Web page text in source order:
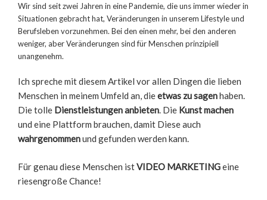
Wir sind seit zwei Jahren in eine Pandemie, die uns immer wieder in
Situationen gebracht hat, Veränderungen in unserem Lifestyle und
Berufsleben vorzunehmen. Bei den einen mehr, bei den anderen
weniger, aber Veränderungen sind für Menschen prinzipiell
unangenehm.
Ich spreche mit diesem Artikel vor allen Dingen die lieben
Menschen in meinem Umfeld an, dieetwas zu sagenhaben.
Die tolle Dienstleistungen anbieten. Die Kunst machen
und eine Plattform brauchen, damit Diese auch
wahrgenommenund gefunden werden kann.
Für genau diese Menschen istVIDEO MARKETINGeine
riesengroße Chance!